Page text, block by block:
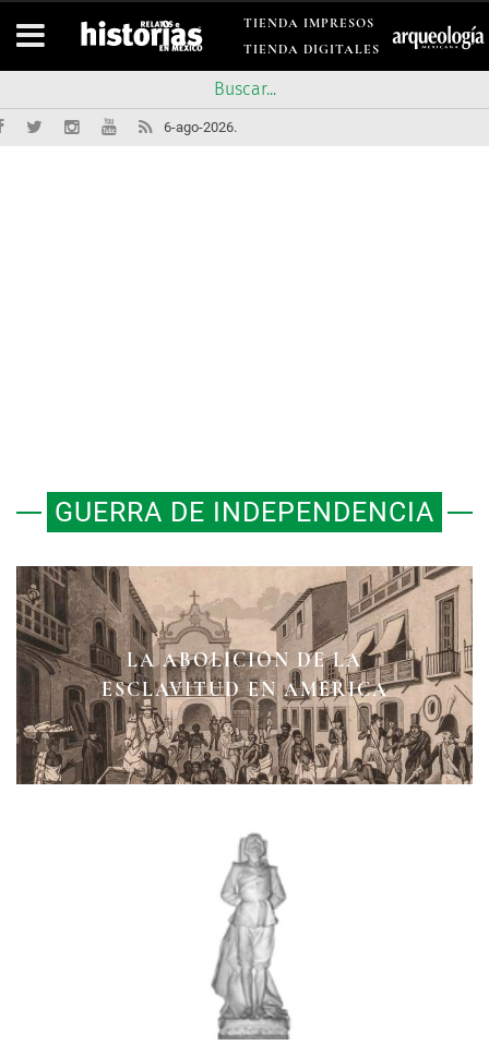
TIENDA IMPRESOS
TIENDA DIGITALES
6-ago-2026.
GUERRA DE INDEPENDENCIA
LA ABOLICIÓN DE LA
ESCLAVITUD EN AMÉRICA
EMBOSCADA EN EL DESIERTO
EL SITIO DE HUAJUAPAN